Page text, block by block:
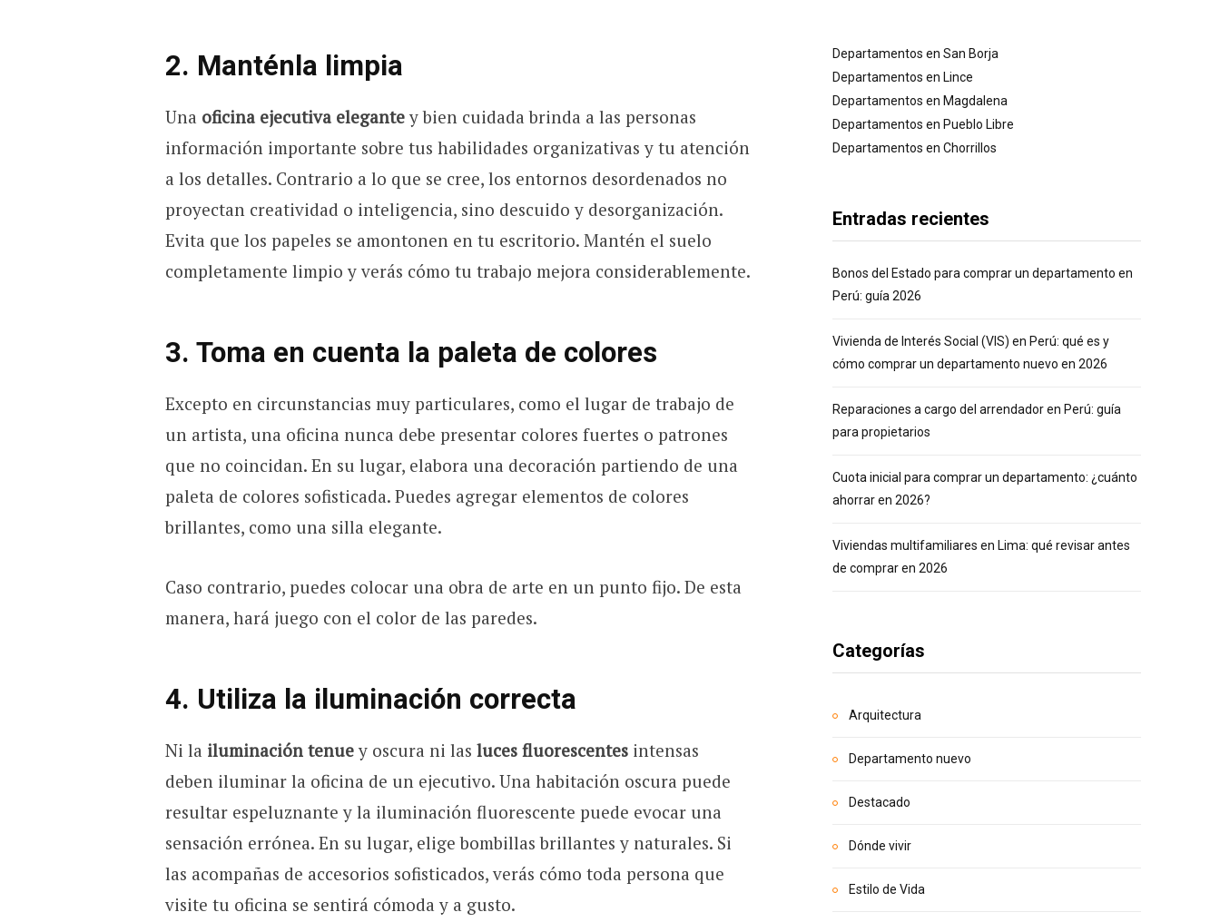
2. Manténla limpia
Una oficina ejecutiva elegantey bien cuidada brinda a las personas
información importante sobre tus habilidades organizativas y tu atención
a los detalles. Contrario a lo que se cree, los entornos desordenados no
proyectan creatividad o inteligencia, sino descuido y desorganización.
Evita que los papeles se amontonen en tu escritorio. Mantén el suelo
completamente limpio y verás cómo tu trabajo mejora considerablemente.
3. Toma en cuenta la paleta de colores
Excepto en circunstancias muy particulares, como el lugar de trabajo de
un artista, una oficina nunca debe presentar colores fuertes o patrones
que no coincidan. En su lugar, elabora una decoración partiendo de una
paleta de colores sofisticada. Puedes agregar elementos de colores
brillantes, como una silla elegante.
Caso contrario, puedes colocar una obra de arte en un punto fijo. De esta
manera, hará juego con el color de las paredes.
4. Utiliza la iluminación correcta
Ni la iluminación tenuey oscura ni las luces fluorescentesintensas
deben iluminar la oficina de un ejecutivo. Una habitación oscura puede
resultar espeluznante y la iluminación fluorescente puede evocar una
sensación errónea. En su lugar, elige bombillas brillantes y naturales. Si
las acompañas de accesorios sofisticados, verás cómo toda persona que
visite tu oficina se sentirá cómoda y a gusto.
Departamentos en San Borja
Departamentos en Lince
Departamentos en Magdalena
Departamentos en Pueblo Libre
Departamentos en Chorrillos
Entradas recientes
Bonos del Estado para comprar un departamento en
Perú: guía 2026
Vivienda de Interés Social (VIS) en Perú: qué es y
cómo comprar un departamento nuevo en 2026
Reparaciones a cargo del arrendador en Perú: guía
para propietarios
Cuota inicial para comprar un departamento: ¿cuánto
ahorrar en 2026?
Viviendas multifamiliares en Lima: qué revisar antes
de comprar en 2026
Categorías
Arquitectura
Departamento nuevo
Destacado
Dónde vivir
Estilo de Vida